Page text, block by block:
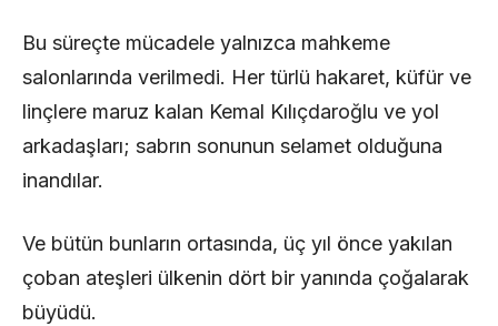
Bu süreçte mücadele yalnızca mahkeme
salonlarında verilmedi. Her türlü hakaret, küfür ve
linçlere maruz kalan Kemal Kılıçdaroğlu ve yol
arkadaşları; sabrın sonunun selamet olduğuna
inandılar.
Ve bütün bunların ortasında, üç yıl önce yakılan
çoban ateşleri ülkenin dört bir yanında çoğalarak
büyüdü.